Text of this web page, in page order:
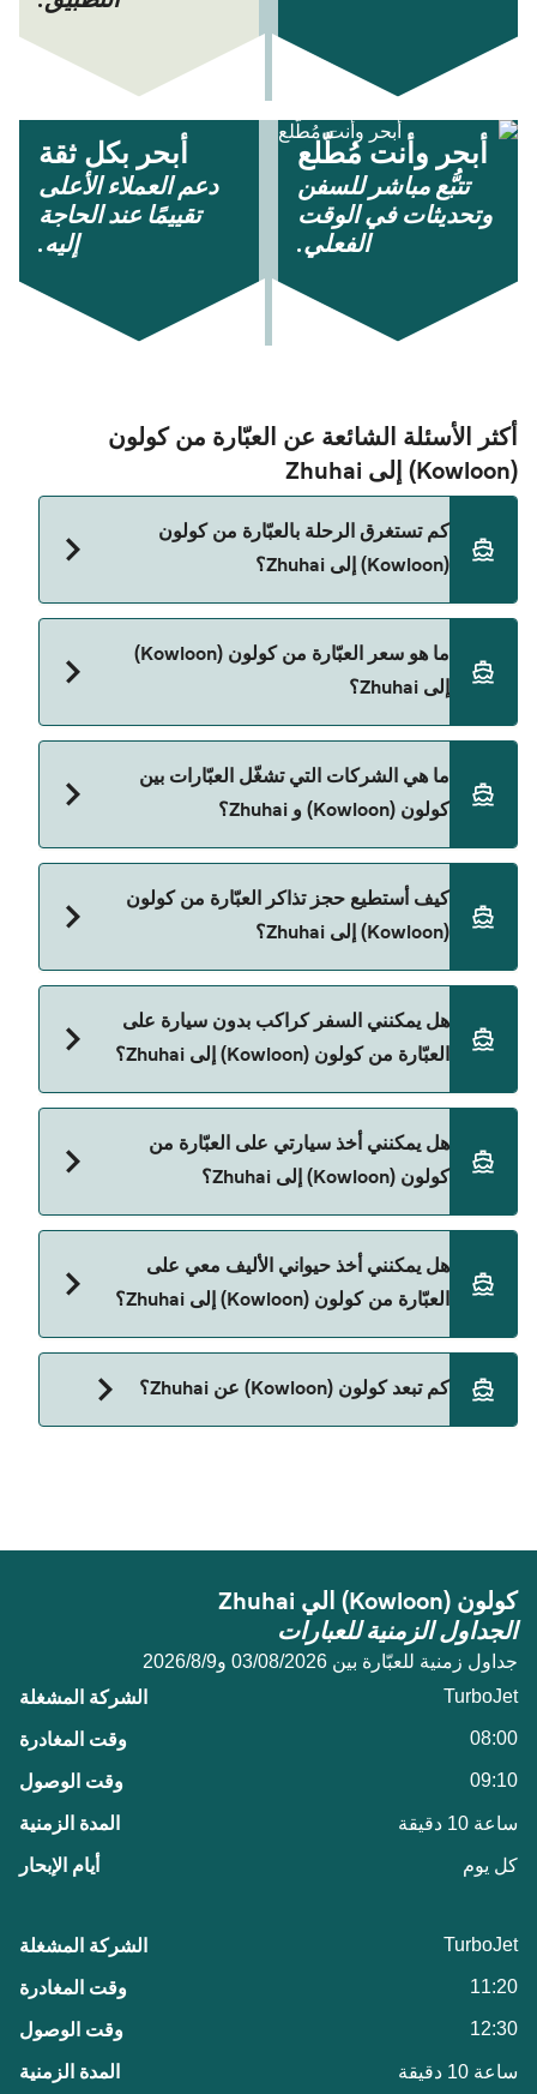
أبحر وأنت مُطّلع
تتبُّع مباشر للسفن
وتحديثات في الوقت
الفعلي.
أبحر بكل ثقة
دعم العملاء الأعلى
تقييمًا عند الحاجة
إليه.
أكثر الأسئلة الشائعة عن العبّارة من كولون
(Kowloon) إلى Zhuhai
كم تستغرق الرحلة بالعبّارة من كولون
(Kowloon) إلى Zhuhai؟
تقريباً 1 الساعة 10 دقائق. مدة الإبحار ممكن تختلف حسب
الموسم والشركة، لذلك ننصحك بمراجعة الأوقات
المباشرة باستخدام Direct Ferries Deal Finder.
ما هو سعر العبّارة من كولون (Kowloon)
إلى Zhuhai؟
حسب الموسم. متوسط سعر الرحلة هو 131٫73 ر.ق.‏SAR.
السعر لا يشمل رسوم الحجز.
ما هي الشركات التي تشغّل العبّارات بين
كولون (Kowloon) و Zhuhai؟
TurboJet هي المشغّل الرئيسي للعبّارة من كولون
(Kowloon) إلى Zhuhai.
كيف أستطيع حجز تذاكر العبّارة من كولون
(Kowloon) إلى Zhuhai؟
صفحة العروض لمعرفة أحدث التخفيضات.
هل يمكنني السفر كراكب بدون سيارة على
العبّارة من كولون (Kowloon) إلى Zhuhai؟
نعم، يمكنك السفر كراكب بدون سيارة من كولون
(Kowloon) إلى Zhuhai مع:
هل يمكنني أخذ سيارتي على العبّارة من
كولون (Kowloon) إلى Zhuhai؟
حالياً لا يُسمح للسيارات بالركوب على العبّارة من كولون
(Kowloon) إلى Zhuhai.
هل يمكنني أخذ حيواني الأليف معي على
العبّارة من كولون (Kowloon) إلى Zhuhai؟
حالياً لا يُسمح باصطحاب الحيوانات على العبّارة بين
كولون (Kowloon) و Zhuhai.
كم تبعد كولون (Kowloon) عن Zhuhai؟
كولون (Kowloon) الي Zhuhai
الجداول الزمنية للعبارات
جداول زمنية للعبّارة بين 03/08/2026 و9‏/8‏/2026
TurboJet
08:00
09:10
ساعة 10 دقيقة
كل يوم
TurboJet
11:20
12:30
ساعة 10 دقيقة